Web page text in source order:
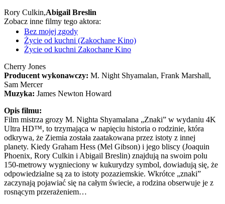
Rory Culkin,Abigail Breslin
Zobacz inne filmy tego aktora:
Bez mojej zgody
Życie od kuchni (Zakochane Kino)
Życie od kuchni Zakochane Kino
Cherry Jones
Producent wykonawczy: M. Night Shyamalan, Frank Marshall,
Sam Mercer
Muzyka: James Newton Howard
Opis filmu:
Film mistrza grozy M. Nighta Shyamalana „Znaki” w wydaniu 4K
Ultra HD™, to trzymająca w napięciu historia o rodzinie, która
odkrywa, że Ziemia została zaatakowana przez istoty z innej
planety. Kiedy Graham Hess (Mel Gibson) i jego bliscy (Joaquin
Phoenix, Rory Culkin i Abigail Breslin) znajdują na swoim polu
150-metrowy wygnieciony w kukurydzy symbol, dowiadują się, że
odpowiedzialne są za to istoty pozaziemskie. Wkrótce „znaki”
zaczynają pojawiać się na całym świecie, a rodzina obserwuje je z
rosnącym przerażeniem…